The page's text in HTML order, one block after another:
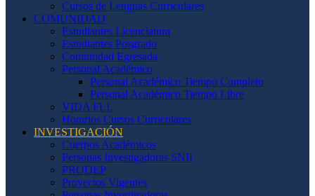
Cursos de Lenguas Curriculares
COMUNIDAD
Estudiantes Licenciatura
Estudiantes Posgrado
Comunidad Egresada
Personal Académico
Personal Académico Tiempo Completo
Personal Académico Tiempo Libre
VIDA FLL
Horarios Cursos Curriculares
INVESTIGACIÓN
Cuerpos Académicos
Personas Investigadoras SNII
PRODEP
Proyectos Vigentes